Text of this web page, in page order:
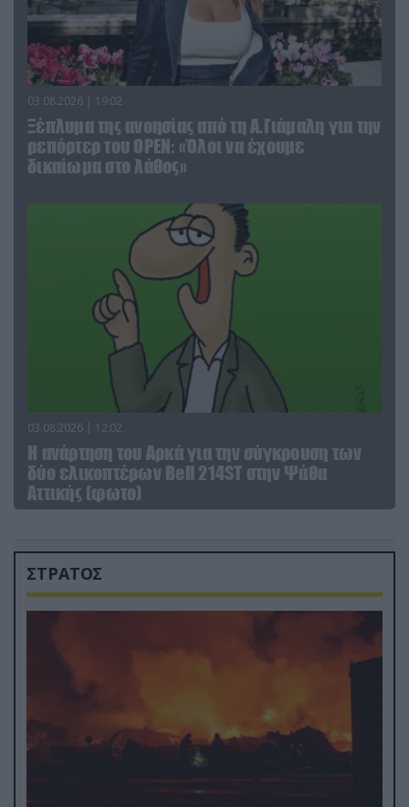
03.08.2026 | 19:02
Ξέπλυμα της ανοησίας από τη Α.Γιάμαλη για την
ρεπόρτερ του ΟΡΕΝ: «Όλοι να έχουμε
δικαίωμα στο λάθος»
03.08.2026 | 12:02
Η ανάρτηση του Αρκά για την σύγκρουση των
δύο ελικοπτέρων Bell 214ST στην Ψάθα
Αττικής (φωτο)
ΣΤΡΑΤΟΣ